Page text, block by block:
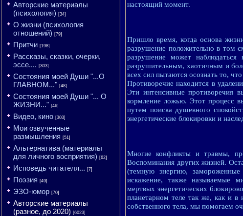
Авторские материалы
(психология) [34]
О жизни (психология
отношений) [79]
Притчи [198]
Рассказы, сказки, очерки,
эссе.... [303]
Состояния моей Души "...О
ГЛАВНОМ..." [48]
Состояния моей Души "... О
ЖИЗНИ..." [46]
Видео, кино [303]
Мои озвученные
размышления [51]
Альтернатива (материалы
для личного восприятия) [62]
Исповедь читателя... [7]
Поэзия [49]
ЭЗО-юмор [70]
Авторские материалы
(разное, до 2020) [6023]
настоящий момент.
Пришло время, когда основа
разрушение положительно в том
разрушение может
разрушительным, хаотичным и
всех сил пытаются осознать то,
Противоречие находится в
Эти интенсивные противоречия
кормление ложью. Этот процесс
путем поиска душевного
энергетические блокировки и
Многие конфликты и травмы,
Воспоминания других жизней.
(темную энергию, замороженные
искажение, также называемые
мертвых энергетических
планетарном теле так же, как и
собственного тела, мы помогаем